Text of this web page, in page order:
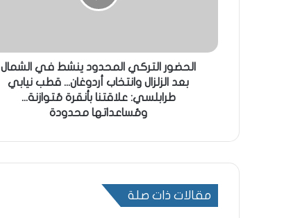
الحضور التركي المحدود ينشط في الشمال
بعد الزلزال وانتخاب أردوغان... قطب نيابي
طرابلسي: علاقتنا بأنقرة مُتوازنة...
ومُساعداتها محدودة
مقالات ذات صلة